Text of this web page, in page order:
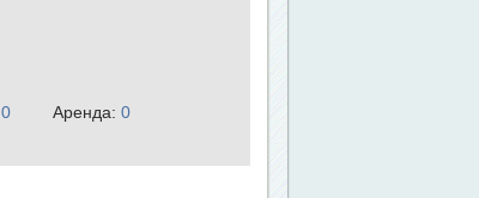
0 Аренда: 0